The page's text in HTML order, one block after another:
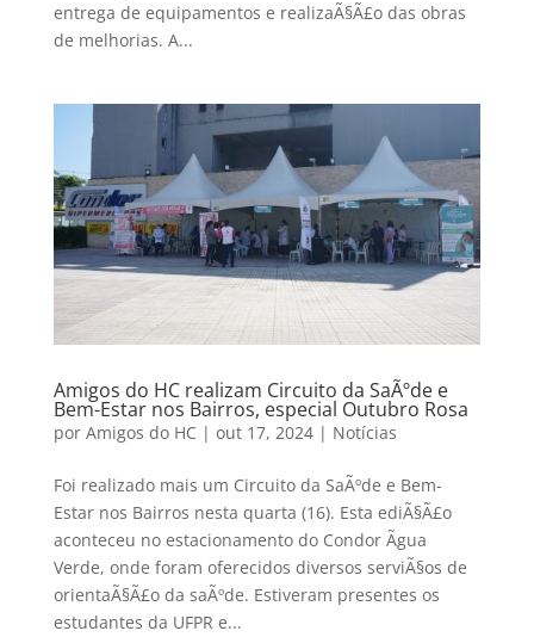
entrega de equipamentos e realizaÃ§Ã£o das obras
de melhorias. A...
Amigos do HC realizam Circuito da SaÃºde e
Bem-Estar nos Bairros, especial Outubro Rosa
por Amigos do HC | out 17, 2024| Notícias
Foi realizado mais um Circuito da SaÃºde e Bem-
Estar nos Bairros nesta quarta (16). Esta ediÃ§Ã£o
aconteceu no estacionamento do Condor Ãgua
Verde, onde foram oferecidos diversos serviÃ§os de
orientaÃ§Ã£o da saÃºde. Estiveram presentes os
estudantes da UFPR e...